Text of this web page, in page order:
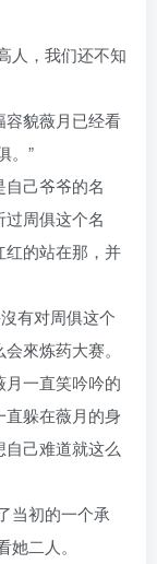
人，我们还不知
容貌薇月已经看
。”
己爷爷的名
周俱这个名
红的站在那，并
有对周俱这个
來炼药大赛。
一直笑吟吟的
躲在薇月的身
自己难道就这么
当初的一个承
二人。